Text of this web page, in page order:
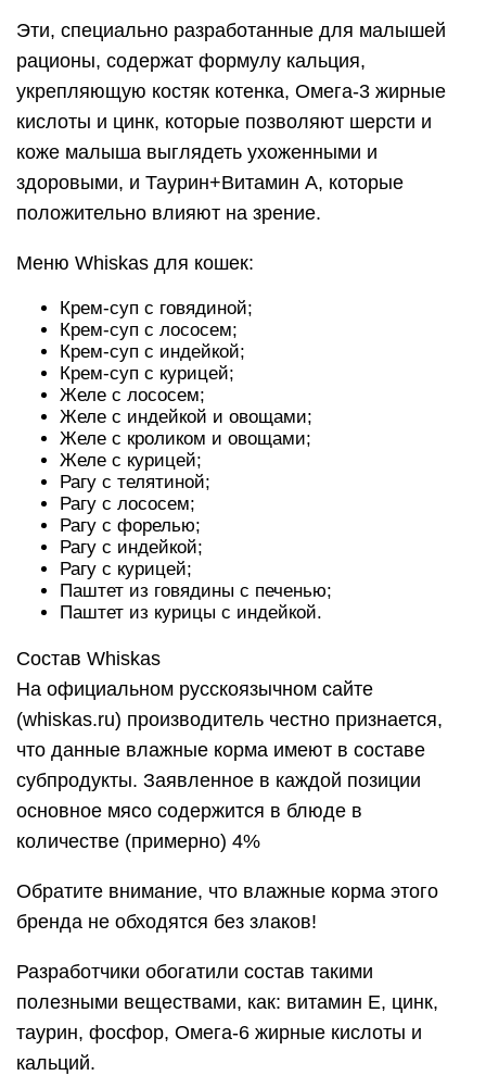
Крем-суп с курицей;
Желе с индейкой и овощами;
Желе с кроликом и овощами;
Желе с курицей;
Рагу с телятиной;
Рагу с лососем;
Рагу с форелью;
Рагу с курицей;
Паштет из курицы с индейкой.
Состав Whiskas
На официальном русскоязычном сайте
(whiskas.ru) производитель честно признается,
что данные влажные корма имеют в составе
субпродукты. Заявленное в каждой позиции
основное мясо содержится в блюде в
количестве (примерно) 4%
Обратите внимание, что влажные корма этого
бренда не обходятся без злаков!
Разработчики обогатили состав такими
полезными веществами, как: витамин Е, цинк,
таурин, фосфор, Омега-6 жирные кислоты и
кальций.
Вкусные подушечки со сметаной и овощами;
Вкусные подушечки с нежным паштетом. Обед
с лососем;
Вкусные подушечки с нежным паштетом.
Ассорти с курицей, уткой и индейкой;
Ассорти с говядиной, ягненком и кроликом.
продуктов снова в количестве около 4% от
общего состава рациона. Но здесь мы уже видим
свекольный жом, пивные дрожжи и витамин Е,
добавленный для повышения аппетита.